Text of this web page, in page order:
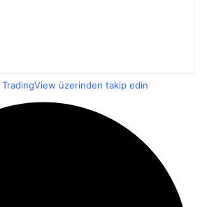
TradingView üzerinden takip edin